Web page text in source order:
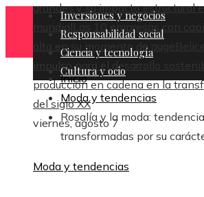
grandes y su impacto estructural
mundial
Las 10 empresas con
alta en su momento de auge
impulso para el desarrollo
producción en cadena en la
del siglo XX
viernes, agosto 7
Inversiones y negocios
Responsabilidad social
Ciencia y tecnología
Cultura y ocio
Inicio
Moda y tendencias
Rosalía y la moda:
transformadas por su
Moda y tendencias